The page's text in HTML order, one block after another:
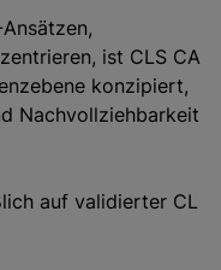
ist CLS CA
konzipiert,
Nachvollziehbarkeit
auf validierter CL